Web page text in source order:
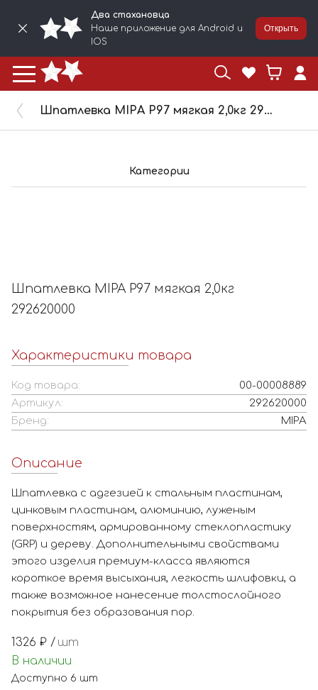
Два стахановца
Наше приложение для Android и
IOS
Открыть
Шпатлевка MIPA Р97 мягкая 2,0кг 292620000
Категории
Шпатлевка MIPA Р97 мягкая 2,0кг
292620000
Характеристики товара
Код товара:
00-00008889
Артикул:
292620000
Бренд:
MIPA
Описание
Шпатлевка с адгезией к стальным пластинам,
цинковым пластинам, алюминию, луженым
поверхностям, армированному стеклопластику
(GRP) и дереву. Дополнительными свойствами
этого изделия премиум-класса являются
короткое время высыхания, легкость шлифовки, а
также возможное нанесение толстослойного
покрытия без образования пор.
1326 ₽ / шт
В наличии
Доступно 6 шт